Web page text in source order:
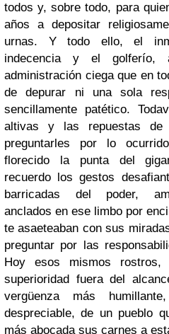
todos y, sobre todo, para
años a depositar
urnas. Y todo ello, el
indecencia y el
administración ciega que en
de depurar ni una sola
sencillamente patético.
altivas y las repuestas de
preguntarles por lo
florecido la punta del
recuerdo los gestos
barricadas del poder,
anclados en ese limbo por
te asaeteaban con sus
preguntar por las
Hoy esos mismos
superioridad fuera del
vergüenza más
despreciable, de un pueblo
más abocada sus carnes a